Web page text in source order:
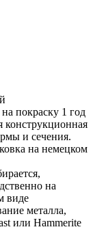
покраску 1 год
конструкционная
и сечения.
на немецком
на
виде
металла,
или Hammerite